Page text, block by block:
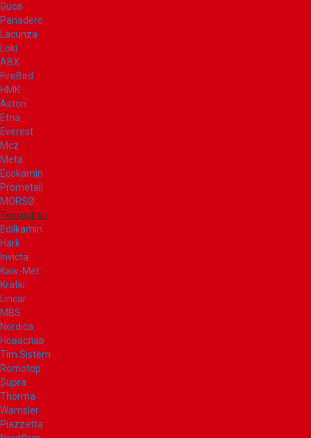
Guca
Panadero
Lacunza
Loki
ABX
FireBird
НМК
Aston
Etna
Everest
Mcz
Meta
Ecokamin
Prometall
MORSØ
Термофор
Edilkamin
Hark
Invicta
Kaw-Met
Kratki
Lincar
MBS
Nordica
Новаслав
Tim Sistem
Romotop
Supra
Thorma
Wamsler
Piazzetta